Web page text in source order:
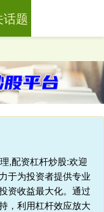
,配资杠杆炒股:欢迎
于为投资者提供专业
资收益最大化。通过
，利用杠杆效应放大
题